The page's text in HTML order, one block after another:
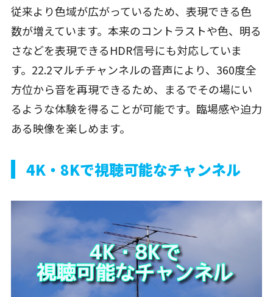
従来より色域が広がっているため、表現できる色
数が増えています。本来のコントラストや色、明る
さなどを表現できるHDR信号にも対応していま
す。22.2マルチチャンネルの音声により、360度全
方位から音を再現できるため、まるでその場にい
るような体験を得ることが可能です。臨場感や迫力
ある映像を楽しめます。
4K・8Kで視聴可能なチャンネル